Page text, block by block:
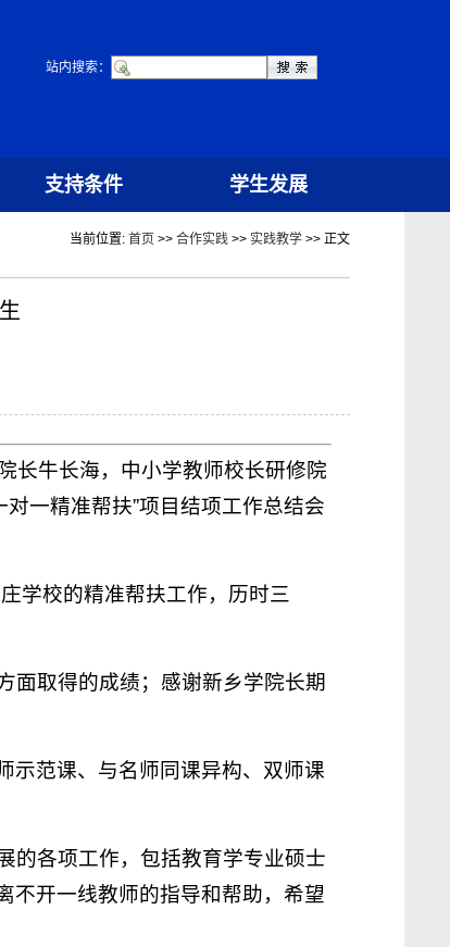
站内搜索：
支持条件 学生发展
当前位置: 首页 >> 合作实践 >> 实践教学 >> 正文
长牛长海，中小学教师校长研修院
一精准帮扶”项目结项工作总结会
学校的精准帮扶工作，历时三
面取得的成绩；感谢新乡学院长期
示范课、与名师同课异构、双师课
的各项工作，包括教育学专业硕士
不开一线教师的指导和帮助，希望